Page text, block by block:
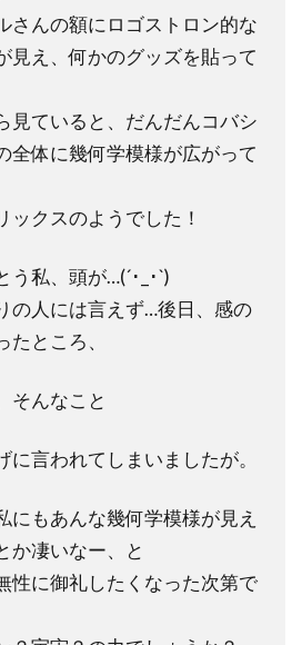
さんの額にロゴストロン的な
見え、何かのグッズを貼って
見ていると、だんだんコバシ
全体に幾何学模様が広がって
ックスのようでした！
う私、頭が…(´･_･`)
の人には言えず…後日、感の
たところ、
そんなこと
に言われてしまいましたが。
にもあんな幾何学模様が見え
か凄いなー、と
性に御礼したくなった次第で